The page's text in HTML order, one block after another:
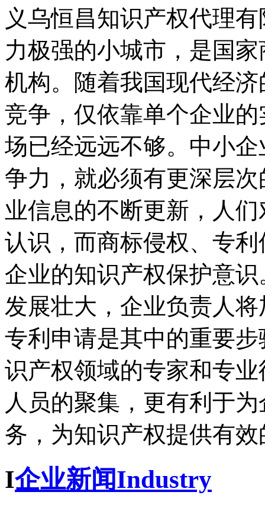
义乌恒昌知识产权代理
力极强的小城市，是国
机构。随着我国现代经
竞争，仅依靠单个企业
场已经远远不够。中小
争力，就必须有更深层
业信息的不断更新，人
认识，而商标侵权、专
企业的知识产权保护意
发展壮大，企业负责人
专利申请是其中的重要
识产权领域的专家和专
人员的聚集，更有利于
务，为知识产权提供有
I企业新闻Industry